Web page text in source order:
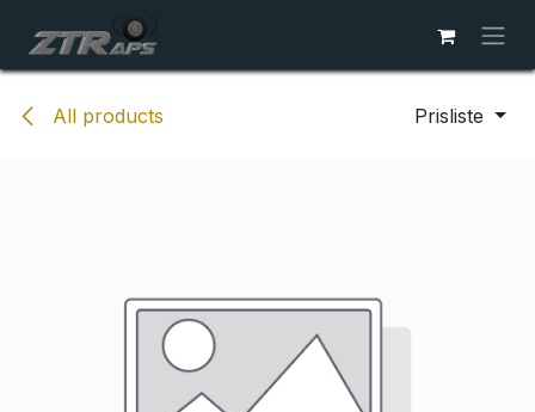
All products Prisliste